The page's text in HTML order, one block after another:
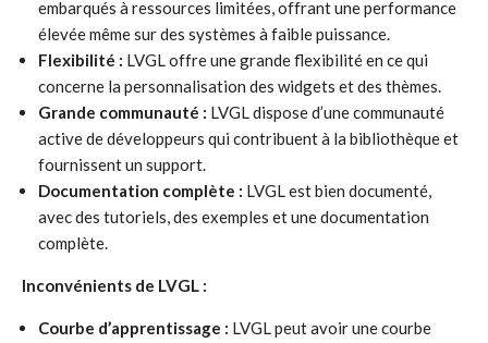
embarqués à ressources limitées, offrant une performance
élevée même sur des systèmes à faible puissance.
Flexibilité : LVGL offre une grande flexibilité en ce qui
concerne la personnalisation des widgets et des thèmes.
Grande communauté : LVGL dispose d’une communauté
active de développeurs qui contribuent à la bibliothèque et
fournissent un support.
Documentation complète : LVGL est bien documenté,
avec des tutoriels, des exemples et une documentation
complète.
Inconvénients de LVGL :
Courbe d’apprentissage : LVGL peut avoir une courbe